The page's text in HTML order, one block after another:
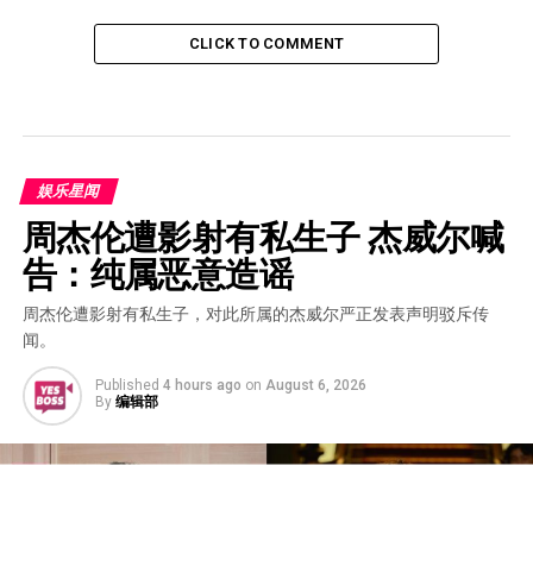
CLICK TO COMMENT
娱乐星闻
周杰伦遭影射有私生子 杰威尔喊
告：纯属恶意造谣
周杰伦遭影射有私生子，对此所属的杰威尔严正发表声明驳斥传
闻。
Published 4 hours ago on August 6, 2026
By 编辑部